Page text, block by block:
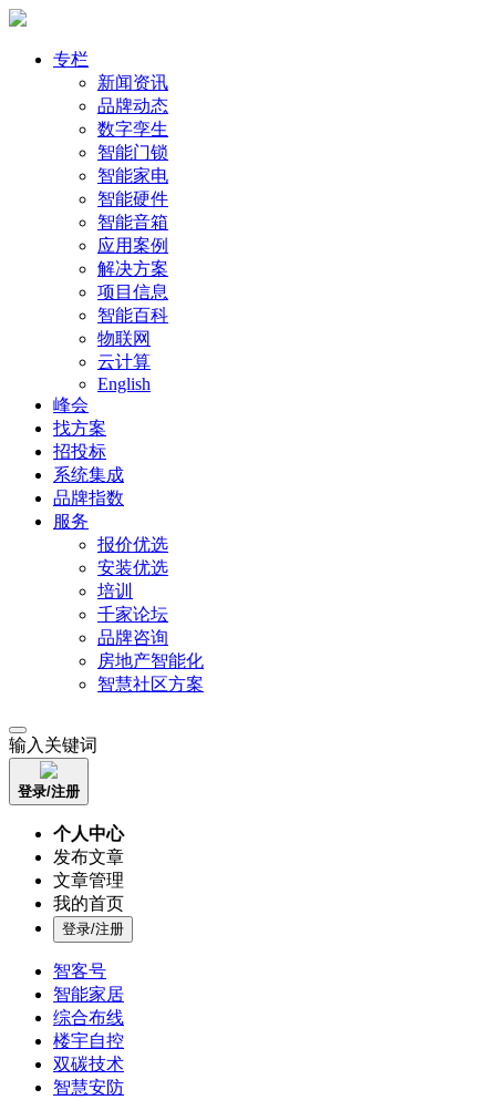
专栏
新闻资讯
品牌动态
数字孪生
智能门锁
智能家电
智能硬件
智能音箱
应用案例
解决方案
项目信息
智能百科
物联网
云计算
English
峰会
找方案
招投标
系统集成
品牌指数
服务
报价优选
安装优选
培训
千家论坛
品牌咨询
房地产智能化
智慧社区方案
输入关键词
登录/注册
个人中心
发布文章
文章管理
我的首页
登录/注册
智客号
智能家居
综合布线
楼宇自控
双碳技术
智慧安防